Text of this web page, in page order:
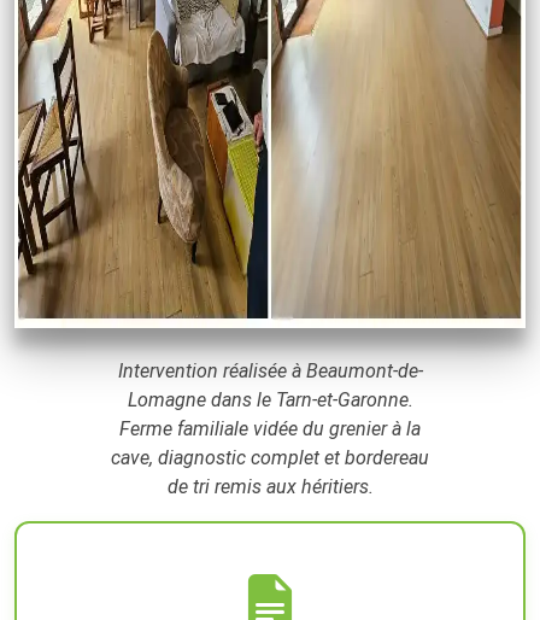
Intervention réalisée à Beaumont-de-
Lomagne dans le Tarn-et-Garonne.
Ferme familiale vidée du grenier à la
cave, diagnostic complet et bordereau
de tri remis aux héritiers.